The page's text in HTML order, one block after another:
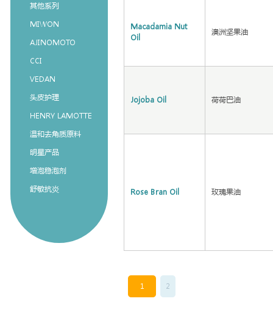
其他系列
MIWON
AJINOMOTO
CCI
VEDAN
头皮护理
HENRY LAMOTTE
温和去角质原料
明星产品
增泡稳泡剂
舒敏抗炎
Macadamia Nut
Oil
澳洲坚果油
Jojoba Oil 荷荷巴油
Rose Bran Oil 玫瑰果油
1 2